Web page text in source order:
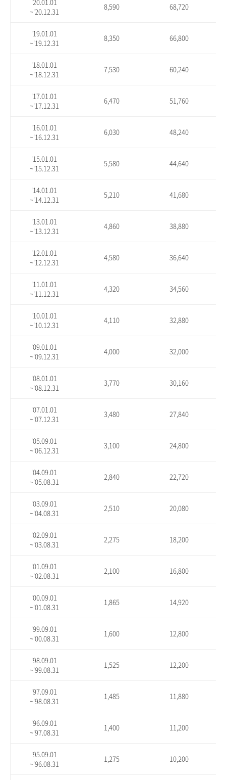
~'20.12.31
8,590 68,720
'19.01.01
~'19.12.31
8,350 66,800
'18.01.01
~'18.12.31
7,530 60,240
'17.01.01
~'17.12.31
6,470 51,760
'16.01.01
~'16.12.31
6,030 48,240
'15.01.01
~'15.12.31
5,580 44,640
'14.01.01
~'14.12.31
5,210 41,680
'13.01.01
~'13.12.31
4,860 38,880
'12.01.01
~'12.12.31
4,580 36,640
'11.01.01
~'11.12.31
4,320 34,560
'10.01.01
~'10.12.31
4,110 32,880
'09.01.01
~'09.12.31
4,000 32,000
'08.01.01
~'08.12.31
3,770 30,160
'07.01.01
~'07.12.31
3,480 27,840
'05.09.01
~'06.12.31
3,100 24,800
'04.09.01
~'05.08.31
2,840 22,720
'03.09.01
~'04.08.31
2,510 20,080
'02.09.01
~'03.08.31
2,275 18,200
'01.09.01
~'02.08.31
2,100 16,800
'00.09.01
~'01.08.31
1,865 14,920
'99.09.01
~'00.08.31
1,600 12,800
'98.09.01
~'99.08.31
1,525 12,200
'97.09.01
~'98.08.31
1,485 11,880
'96.09.01
~'97.08.31
1,400 11,200
'95.09.01
~'96.08.31
1,275 10,200